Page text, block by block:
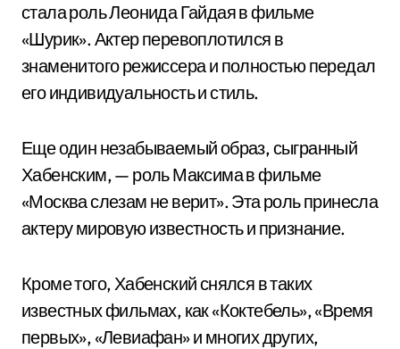
стала роль Леонида Гайдая в фильме
«Шурик». Актер перевоплотился в
знаменитого режиссера и полностью передал
его индивидуальность и стиль.
Еще один незабываемый образ, сыгранный
Хабенским, — роль Максима в фильме
«Москва слезам не верит». Эта роль принесла
актеру мировую известность и признание.
Кроме того, Хабенский снялся в таких
известных фильмах, как «Коктебель», «Время
первых», «Левиафан» и многих других,